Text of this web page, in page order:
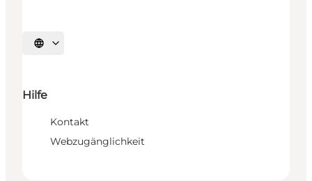
Sprache auswählen
Hilfe
Kontakt
Webzugänglichkeit